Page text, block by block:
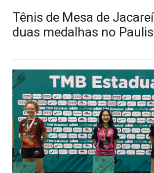
Tênis de Mesa de
duas medalhas no